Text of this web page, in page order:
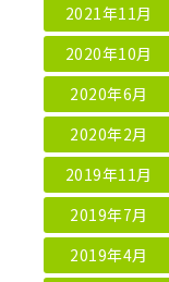
2021年11月
2020年10月
2020年6月
2020年2月
2019年11月
2019年7月
2019年4月